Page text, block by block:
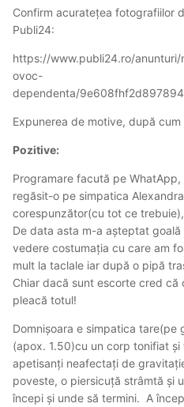
Confirm acuratețea fotografiilor
Publi24:
https://www.publi24.ro/
ovoc-
dependenta/
Expunerea de motive, după cum
Pozitive:
Programare facută pe
regăsit-o pe simpatica
corespunzător(cu tot ce
De data asta m-a așteptat
vedere costumația cu care am
mult la taclale iar după o pipă
Chiar dacă sunt escorte cred că
pleacă totul!
Domnișoara e simpatica tare(pe
(apox. 1.50)cu un corp tonifiat
apetisanți neafectați de
poveste, o piersicuță strâmtă și
începi și unde să termini. A